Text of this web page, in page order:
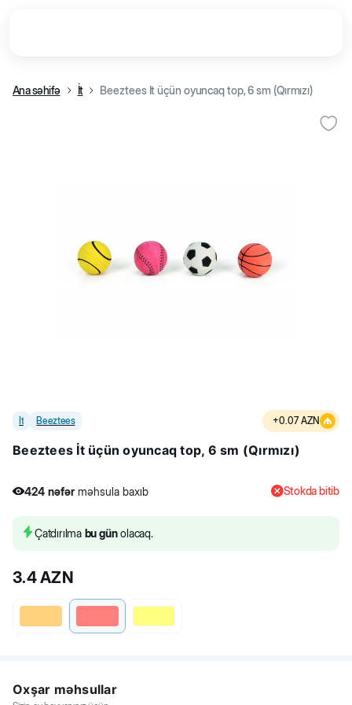
Ana səhifə İt Beeztees İt üçün oyuncaq top, 6 sm (Qırmızı)
İt Beeztees +0.07 AZN
Beeztees İt üçün oyuncaq top, 6 sm (Qırmızı)
424 nəfər məhsula baxıb
424 nəfər məhsula baxıb
Stokda bitib
Çatdırılma bu günolacaq.
3.4AZN
Oxşar məhsullar